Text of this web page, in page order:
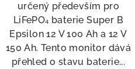
určený především pro
LiFePO₄ baterie Super B
Epsilon 12 V 100 Ah a 12 V
150 Ah. Tento monitor dává
přehled o stavu baterie...